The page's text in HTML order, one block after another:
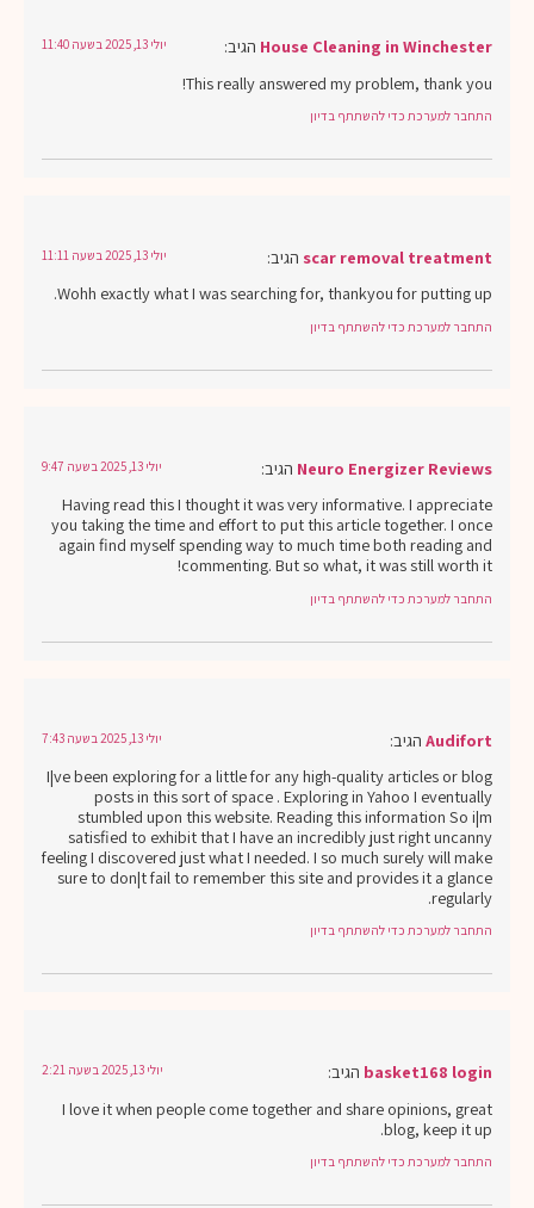
House Cleaning in Winchester הגיב: יולי 13, 2025 בשעה 11:40
This really answered my problem, thank you!
התחבר למערכת כדי להשתתף בדיון
scar removal treatment הגיב: יולי 13, 2025 בשעה 11:11
Wohh exactly what I was searching for, thankyou for putting up.
התחבר למערכת כדי להשתתף בדיון
Neuro Energizer Reviews הגיב: יולי 13, 2025 בשעה 9:47
Having read this I thought it was very informative. I appreciate
you taking the time and effort to put this article together. I once
again find myself spending way to much time both reading and
commenting. But so what, it was still worth it!
התחבר למערכת כדי להשתתף בדיון
Audifort הגיב: יולי 13, 2025 בשעה 7:43
I¦ve been exploring for a little for any high-quality articles or blog
posts in this sort of space . Exploring in Yahoo I eventually
stumbled upon this website. Reading this information So i¦m
satisfied to exhibit that I have an incredibly just right uncanny
feeling I discovered just what I needed. I so much surely will make
sure to don¦t fail to remember this site and provides it a glance
regularly.
התחבר למערכת כדי להשתתף בדיון
basket168 login הגיב: יולי 13, 2025 בשעה 2:21
I love it when people come together and share opinions, great
blog, keep it up.
התחבר למערכת כדי להשתתף בדיון